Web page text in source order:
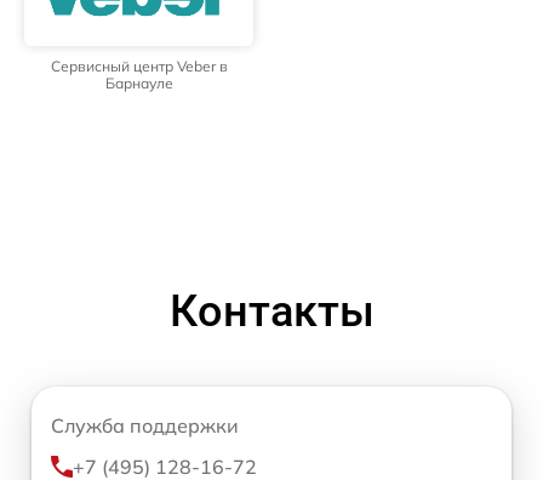
Сервисный центр Veber в
Барнауле
Контакты
Служба поддержки
+7 (495) 128-16-72